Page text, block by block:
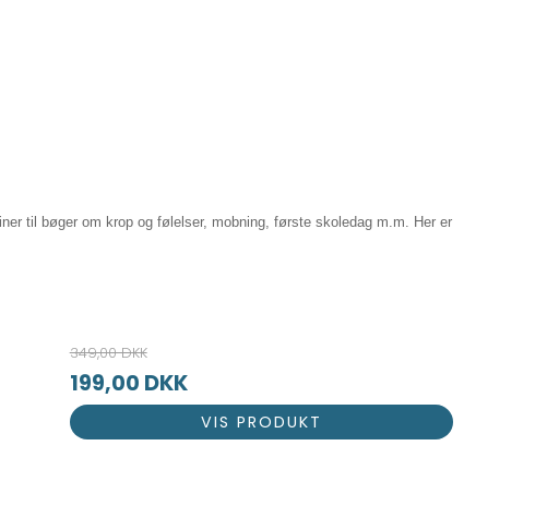
til bøger om krop og følelser, mobning, første skoledag m.m. Her er
349,00 DKK
199,00 DKK
VIS PRODUKT